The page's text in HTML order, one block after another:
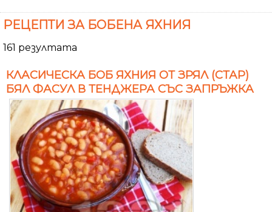
РЕЦЕПТИ ЗА БОБЕНА ЯХНИЯ
161 резултата
КЛАСИЧЕСКА БОБ ЯХНИЯ ОТ ЗРЯЛ (СТАР)
БЯЛ ФАСУЛ В ТЕНДЖЕРА СЪС ЗАПРЪЖКА